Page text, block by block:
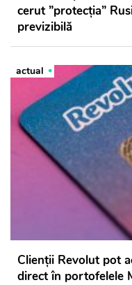
cerut ”protecția”
previzibilă
actual
Clienții Revolut pot
direct în portofelele